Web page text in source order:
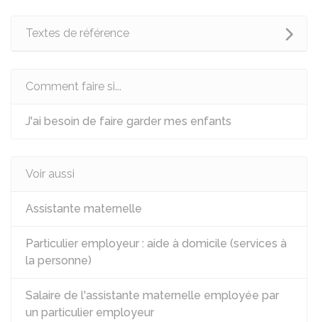
Textes de référence
Comment faire si...
J'ai besoin de faire garder mes enfants
Voir aussi
Assistante maternelle
Particulier employeur : aide à domicile (services à
la personne)
Salaire de l'assistante maternelle employée par
un particulier employeur